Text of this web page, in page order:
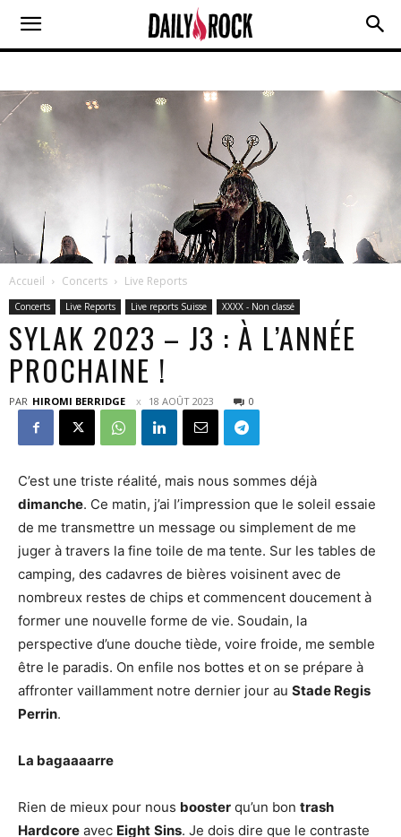
Accueil Concerts Live Reports
Concerts Live Reports Live reports Suisse XXXX - Non classé
SYLAK 2023 – J3 : À L’ANNÉE
PROCHAINE !
PAR HIROMI BERRIDGE 18 AOÛT 2023 0
C’est une triste réalité, mais nous sommes déjà
dimanche. Ce matin, j’ai l’impression que le soleil essaie
de me transmettre un message ou simplement de me
juger à travers la fine toile de ma tente. Sur les tables de
camping, des cadavres de bières voisinent avec de
nombreux restes de chips et commencent doucement à
former une nouvelle forme de vie. Soudain, la
perspective d’une douche tiède, voire froide, me semble
être le paradis. On enfile nos bottes et on se prépare à
affronter vaillamment notre dernier jour au Stade Regis
Perrin.
La bagaaaarre
Rien de mieux pour nous booster qu’un bon trash
Hardcore avec Eight Sins. Je dois dire que le contraste